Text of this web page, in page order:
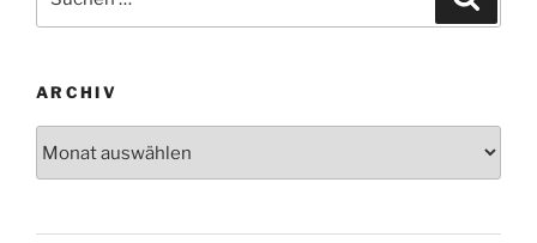
nach:
ARCHIV